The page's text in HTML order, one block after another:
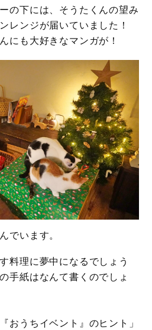
の下には、そうたくんの望み
レンジが届いていました！
にも大好きなマンガが！
でいます。
料理に夢中になるでしょう
手紙はなんて書くのでしょ
おうちイベント』のヒント」